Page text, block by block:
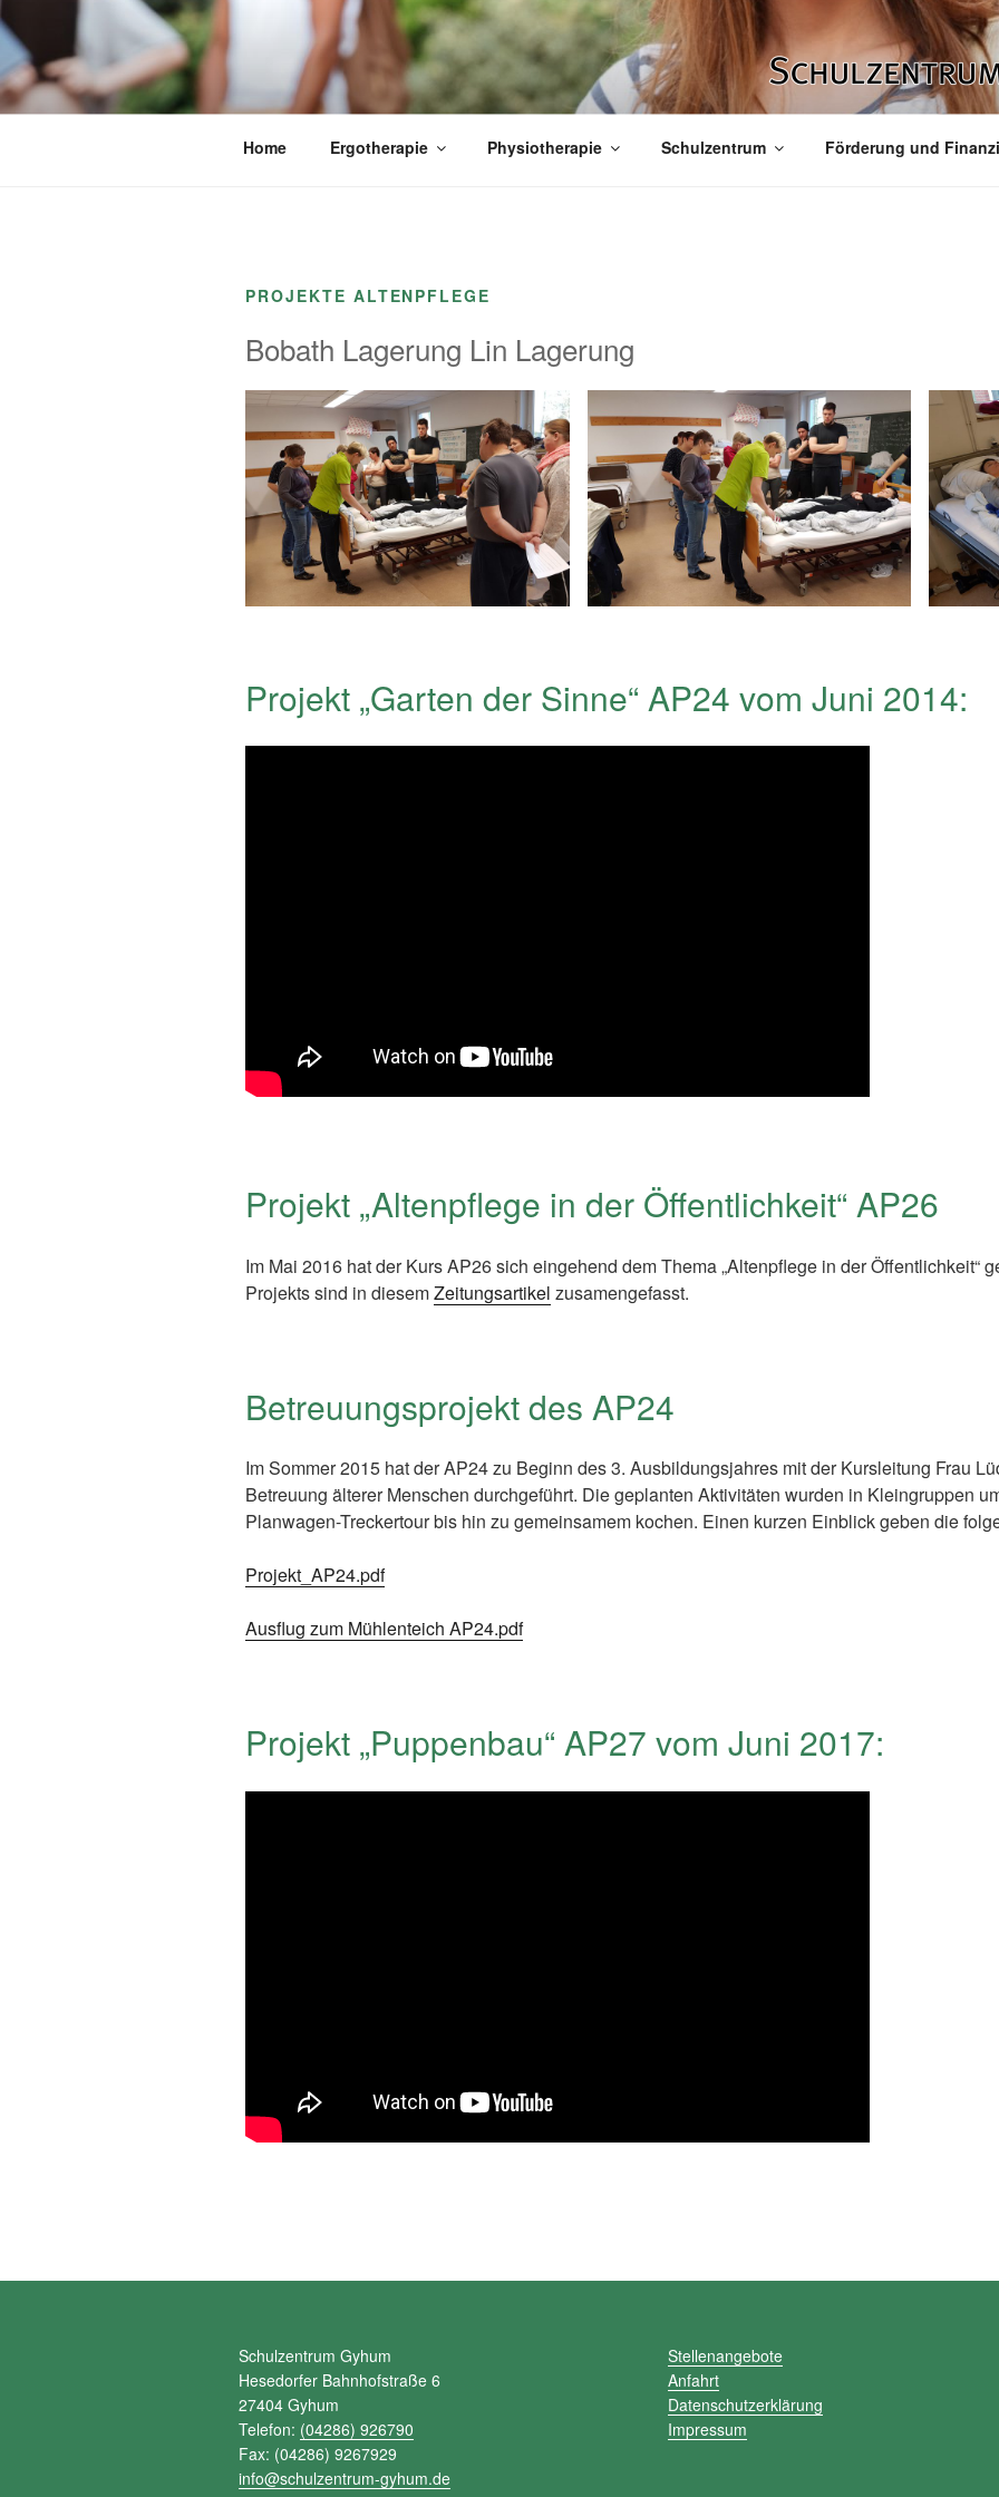
Zum
Inhalt
springen
Home Ergotherapie Physiotherapie Schulzentrum Förderung und
PROJEKTE ALTENPFLEGE
Bobath Lagerung Lin Lagerung
Projekt „Garten der Sinne“ AP24 vom Juni 2014:
Projekt „Altenpflege in der Öffentlichkeit“ AP26
Im Mai 2016 hat der Kurs AP26 sich eingehend dem Thema „Altenpflege in der Öffentlichkeit“
Projekts sind in diesemZeitungsartikel zusamengefasst.
Betreuungsprojekt des AP24
Im Sommer 2015 hat der AP24 zu Beginn des 3. Ausbildungsjahres mit der Kursleitung Frau
Betreuung älterer Menschen durchgeführt. Die geplanten Aktivitäten wurden in Kleingruppen
Planwagen-Treckertour bis hin zu gemeinsamem kochen. Einen kurzen Einblick geben die
Projekt_AP24.pdf
Ausflug zum Mühlenteich AP24.pdf
Projekt „Puppenbau“ AP27 vom Juni 2017:
Schulzentrum Gyhum
Hesedorfer Bahnhofstraße 6
27404 Gyhum
Telefon: (04286) 926790
Fax: (04286) 9267929
info@schulzentrum-gyhum.de
Stellenangebote
Anfahrt
Datenschutzerklärung
Impressum